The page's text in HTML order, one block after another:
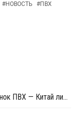
#НОВОСТЬ #ПВХ
Геополитика перестраивает мировой рынок ПВХ — Китай лидирует в экспорте